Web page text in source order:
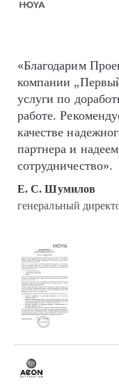
«Благодарим
компании
услуги по
работе.
качестве
партнера и
сотрудничество».
Е. С. Шумилов
генеральный